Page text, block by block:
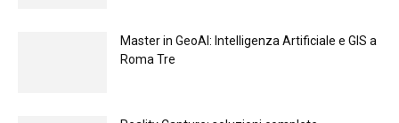
Master in GeoAI: Intelligenza Artificiale e GIS a
Roma Tre